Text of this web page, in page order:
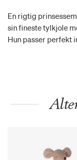
En rigtig
sin fineste tylkjole
Hun passer perfekt